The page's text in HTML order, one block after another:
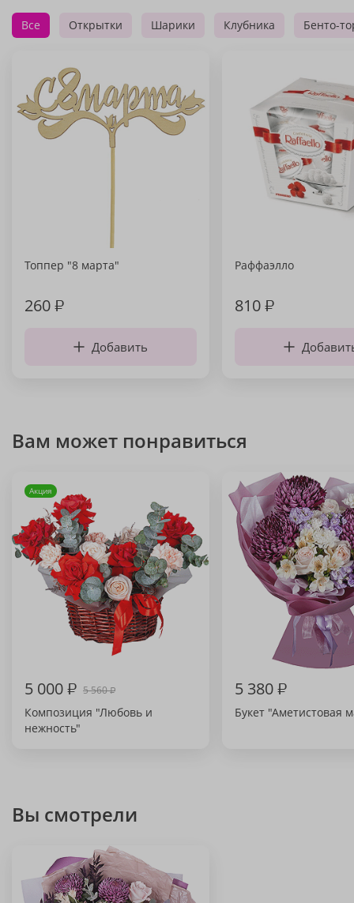
Все Открытки Шарики Клубника Бенто-
Топпер "8 марта"
260₽
Добавить
Раффаэлло
810₽
Вам может понравиться
Акция
5 000₽ 5 560₽
Композиция "Любовь и
нежность"
5 380₽
Букет "Аметистовая
Вы смотрели